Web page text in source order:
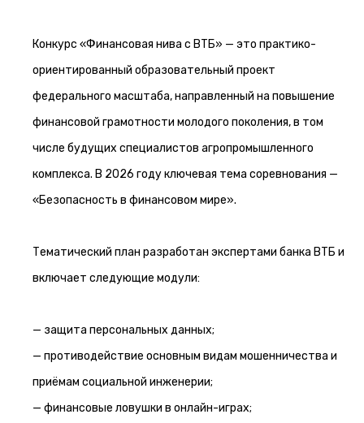
Конкурс «Финансовая нива с ВТБ» — это практико-
ориентированный образовательный проект
федерального масштаба, направленный на повышение
финансовой грамотности молодого поколения, в том
числе будущих специалистов агропромышленного
комплекса. В 2026 году ключевая тема соревнования —
«Безопасность в финансовом мире».
Тематический план разработан экспертами банка ВТБ и
включает следующие модули:
— защита персональных данных;
— противодействие основным видам мошенничества и
приёмам социальной инженерии;
— финансовые ловушки в онлайн-играх;